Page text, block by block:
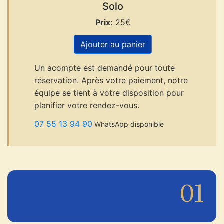
Solo
Prix: 25€
Ajouter au panier
Un acompte est demandé pour toute
réservation. Après votre paiement, notre
équipe se tient à votre disposition pour
planifier votre rendez-vous.
07 55 13 94 90 WhatsApp disponible
01